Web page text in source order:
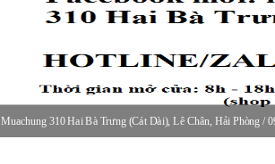
Muachung 310 Hai Bà Trưng (Cát Dài), Lê Chân, Hải Phòng /